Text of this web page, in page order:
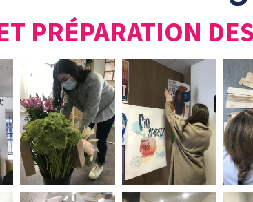
PRÉPARATION